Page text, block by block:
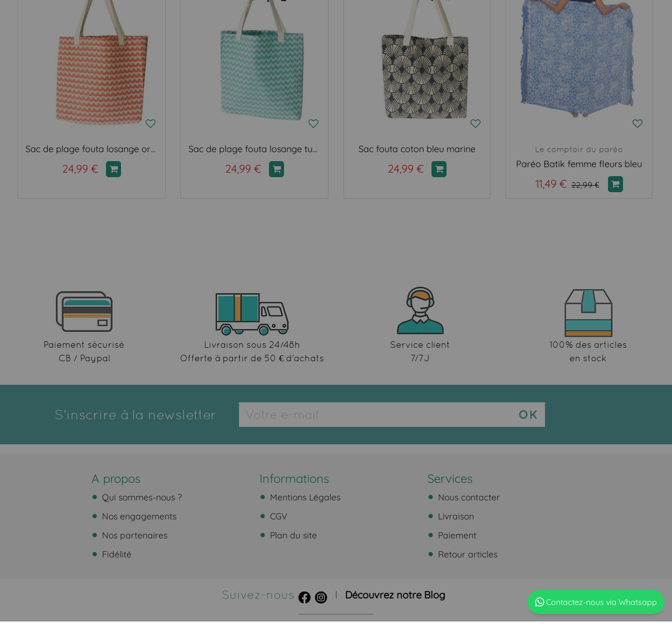
Contactez-nous via Whatsapp
Sac de plage fouta losange orange
24,99 €
Sac de plage fouta losange turquoise
24,99 €
Sac fouta coton bleu marine
24,99 €
Le comptoir du paréo
Paréo Batik femme fleurs bleu
11,49 € 22,99 €
Paiement sécurisé
CB / Paypal
Livraison sous 24/48h
Offerte à partir de 50 € d'achats
Service client
7/7J
100% des articles
en stock
S'inscrire à la newsletter
A propos
Qui sommes-nous ?
Nos engagements
Nos partenaires
Fidélité
Informations
Mentions Légales
CGV
Plan du site
Services
Nous contacter
Livraison
Paiement
Retour articles
Suivez-nous | Découvrez notre Blog